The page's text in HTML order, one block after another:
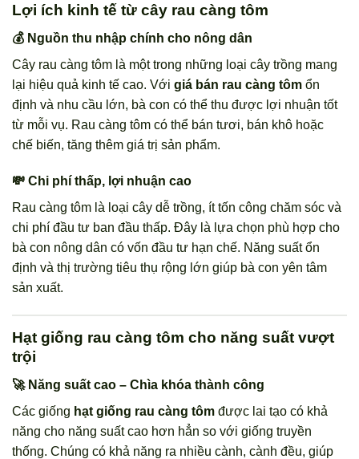
Lợi ích kinh tế từ cây rau càng tôm
💰 Nguồn thu nhập chính cho nông dân
Cây rau càng tôm là một trong những loại cây trồng mang
lại hiệu quả kinh tế cao. Với giá bán rau càng tôm ổn
định và nhu cầu lớn, bà con có thể thu được lợi nhuận tốt
từ mỗi vụ. Rau càng tôm có thể bán tươi, bán khô hoặc
chế biến, tăng thêm giá trị sản phẩm.
💸 Chi phí thấp, lợi nhuận cao
Rau càng tôm là loại cây dễ trồng, ít tốn công chăm sóc và
chi phí đầu tư ban đầu thấp. Đây là lựa chọn phù hợp cho
bà con nông dân có vốn đầu tư hạn chế. Năng suất ổn
định và thị trường tiêu thụ rộng lớn giúp bà con yên tâm
sản xuất.
Hạt giống rau càng tôm cho năng suất vượt
trội
🚀 Năng suất cao – Chìa khóa thành công
Các giống hạt giống rau càng tôm được lai tạo có khả
năng cho năng suất cao hơn hẳn so với giống truyền
thống. Chúng có khả năng ra nhiều cành, cành đều, giúp